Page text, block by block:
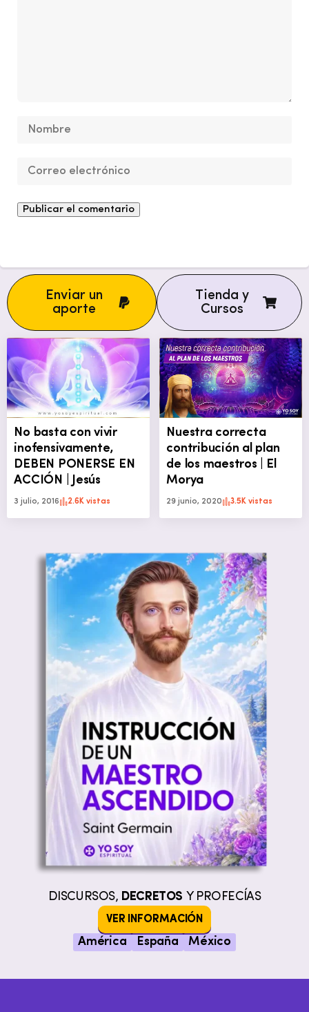
Enviar un
aporte
Tienda y
Cursos
No basta con vivir
inofensivamente,
DEBEN PONERSE EN
ACCIÓN | Jesús
3 julio, 2016 2.6K vistas
Nuestra correcta
contribución al plan
de los maestros | El
Morya
29 junio, 2020 3.5K vistas
DISCURSOS, DECRETOS Y PROFECÍAS
VER INFORMACIÓN
América España México